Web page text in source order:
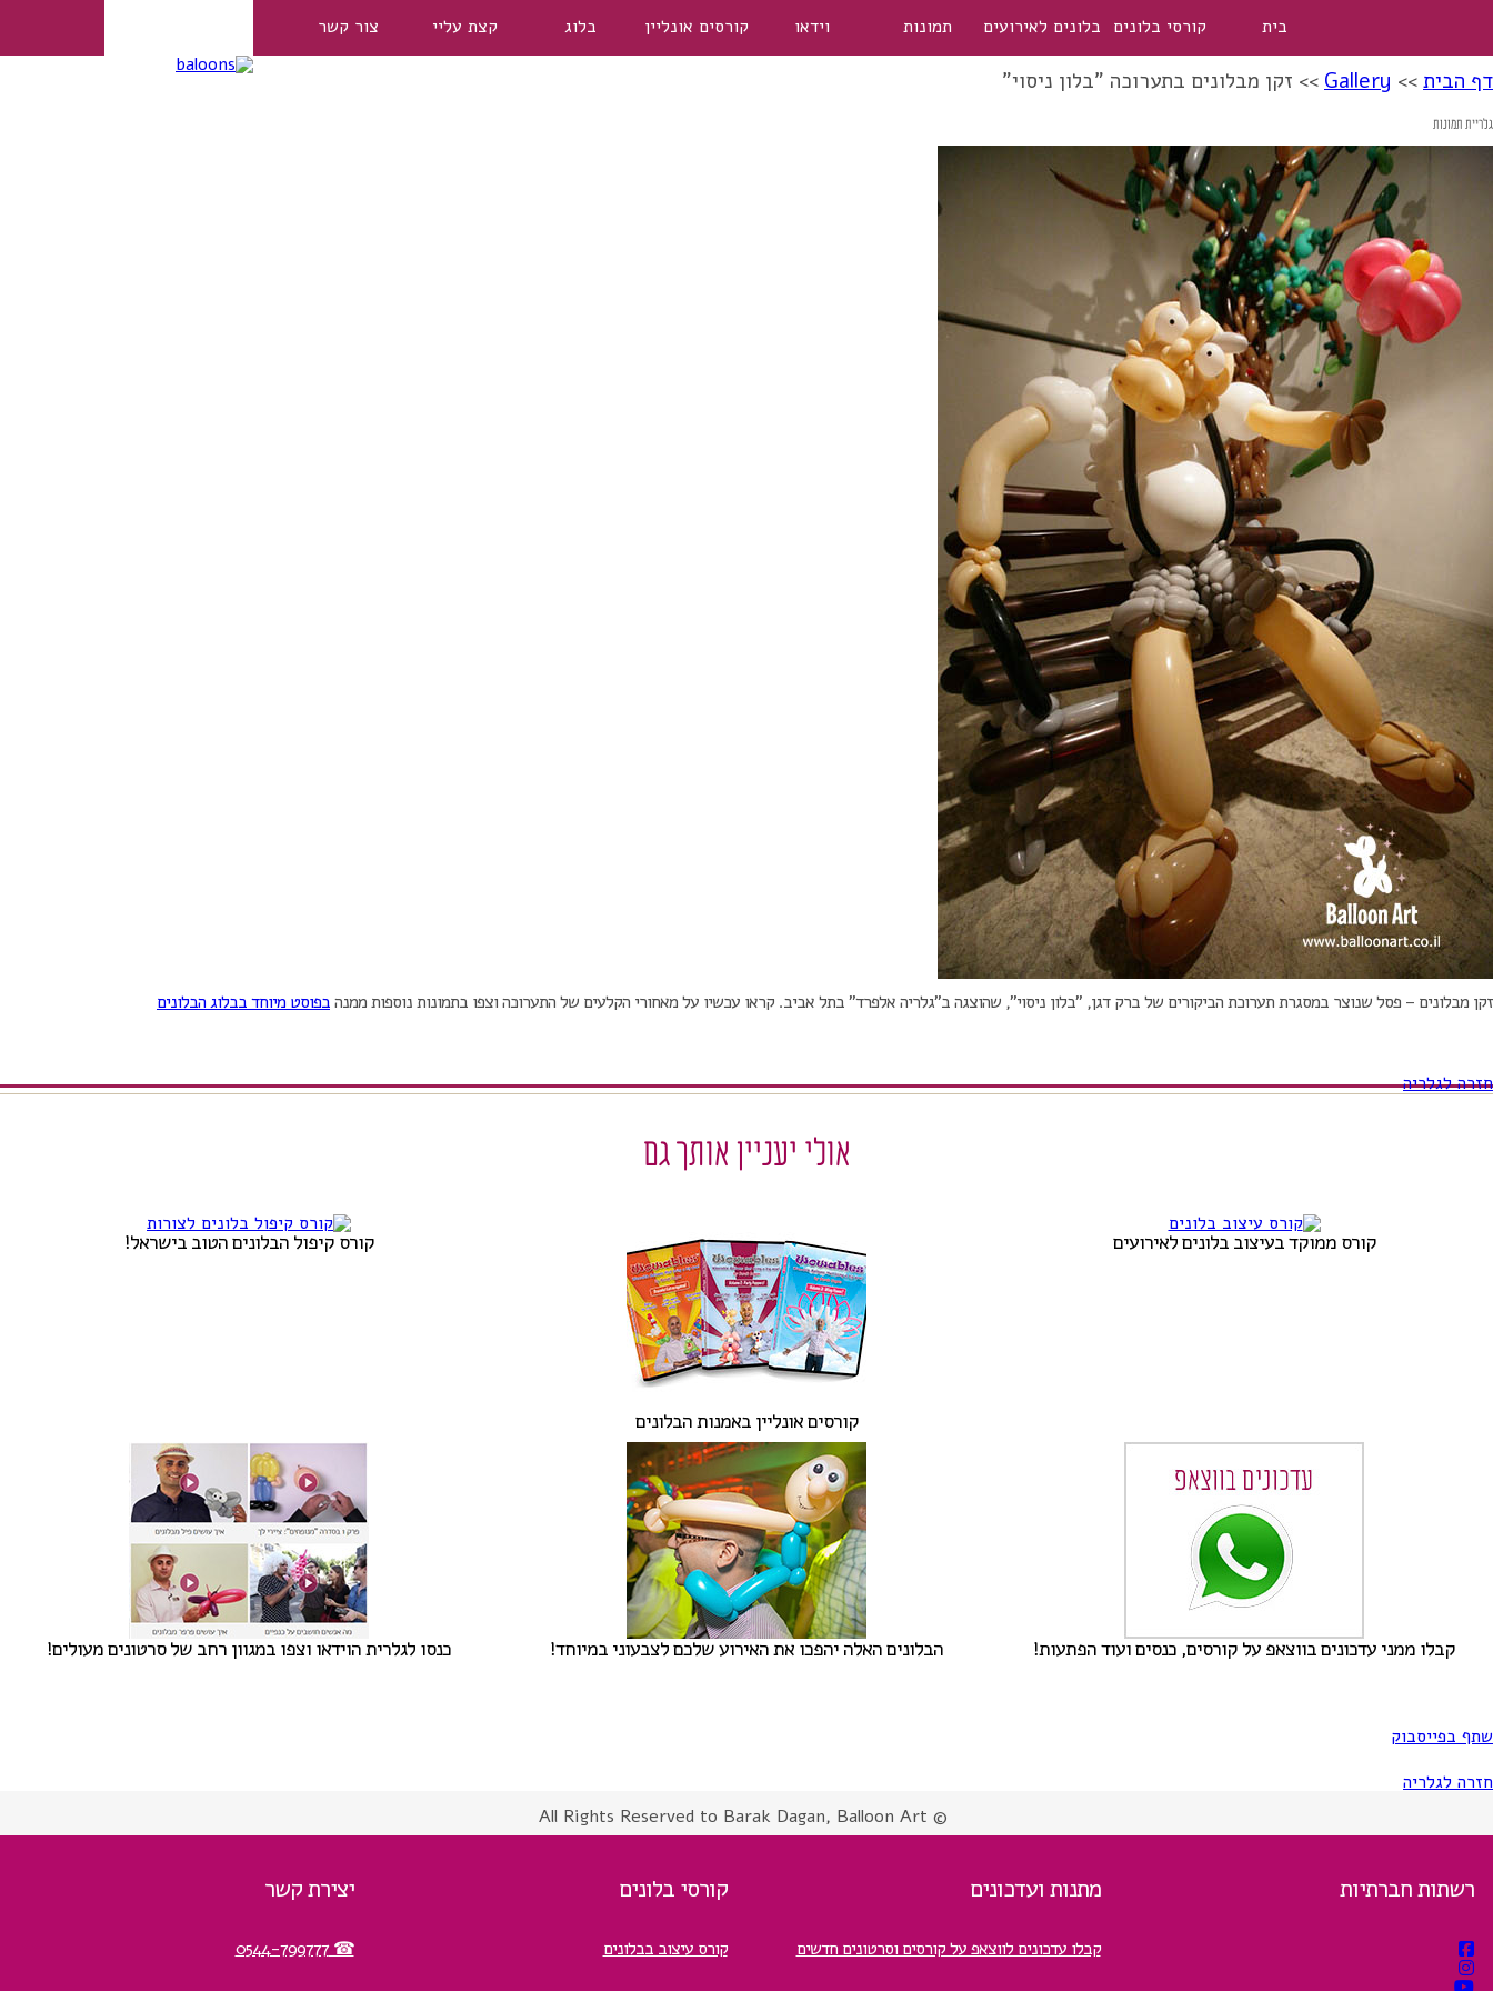
בית קורסי בלונים בלונים לאירועים תמונות וידאו קורסים אונליין בלוג קצת עליי צור קשר
דף הבית>>
Gallery
>> זקן מבלונים בתערוכה "בלון ניסוי"
גלריית תמונות
זקן מבלונים – פסל שנוצר במסגרת תערוכת הביקורים של ברק דגן, "בלון ניסוי", שהוצגה ב"גלריה אלפרד" בתל אביב. קראו עכשיו על מאחורי הקלעים של התערוכה וצפו בתמונות נוספות ממנהבפוסט מיוחד בבלוג הבלונים
חזרה לגלריה
אולי יעניין אותך גם
קורס קיפול הבלונים הטוב בישראל!
קורסים אונליין באמנות הבלונים
קורס ממוקד בעיצוב בלונים לאירועים
כנסו לגלרית הוידאו וצפו במגוון רחב של סרטונים מעולים! הבלונים האלה יהפכו את האירוע שלכם לצבעוני במיוחד! קבלו ממני עדכונים בווצאפ על קורסים, כנסים ועוד הפתעות!
שתף בפייסבוק
חזרה לגלריה
© All Rights Reserved to Barak Dagan, Balloon Art
רשתות חברתיות מתנות ועדכונים
קבלו עדכונים לווצאפ על קורסים וסרטונים חדשים
קורסי בלונים
קורס עיצוב בבלונים
יצירת קשר
☎ 0544-799777